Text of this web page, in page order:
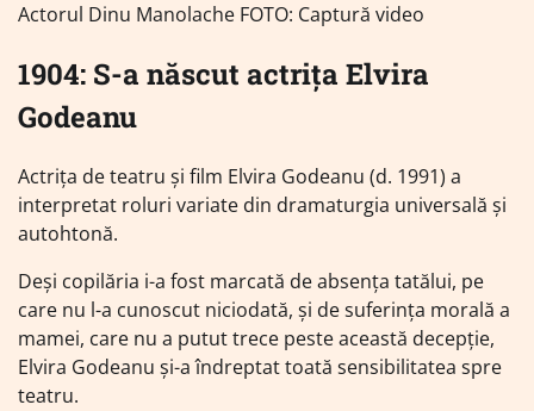
Actorul Dinu Manolache FOTO: Captură video
1904: S-a născut actrița Elvira
Godeanu
Actrița de teatru și film Elvira Godeanu (d. 1991) a
interpretat roluri variate din dramaturgia universală și
autohtonă.
Deși copilăria i-a fost marcată de absența tatălui, pe
care nu l-a cunoscut niciodată, și de suferința morală a
mamei, care nu a putut trece peste această decepție,
Elvira Godeanu și-a îndreptat toată sensibilitatea spre
teatru.